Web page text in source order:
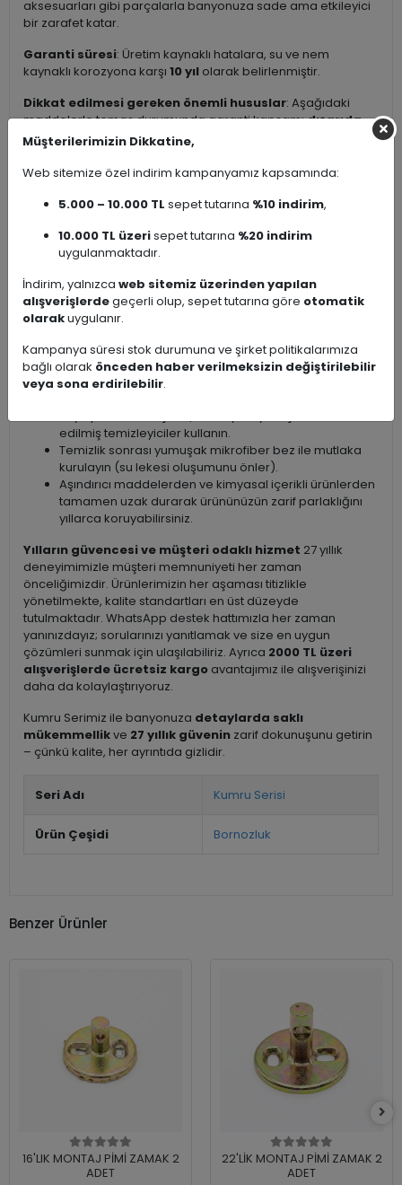
aksesuarları gibi parçalarla banyonuza sade ama etkileyici
bir zarafet katar.
Garanti süresi: Üretim kaynaklı hatalara, su ve nem
kaynaklı korozyona karşı 10 yıl olarak belirlenmiştir.
Dikkat edilmesi gereken önemli hususlar: Aşağıdaki
maddelerle temas durumunda garanti kapsamıdışarıda
kalır(kaplama tabakasına zarar verebilir; leke, matlaşma,
soyulma, renk değişimi veya paslanma gibi sorunlara yol
açabilir):
Çamaşır suyu ve klor bazlı temizleyiciler
Aşındırıcı toz/krem temizleyiciler
Tel fırça, sert sünger veya mekanik aşındırıcı
Kullanıcı kaynaklı hatalar (darbe, yanlış montaj, uygunsuz
kullanım vb.) durumunda değişim veya garanti kapsamında
Önerilen bakım ve temizlik
edilmiş temizleyiciler kullanın.
Temizlik sonrası yumuşak mikrofiber bez ile mutlaka
kurulayın (su lekesi oluşumunu önler).
Aşındırıcı maddelerden ve kimyasal içerikli ürünlerden
tamamen uzak durarak ürününüzün zarif parlaklığını
yıllarca koruyabilirsiniz.
Yılların güvencesi ve müşteri odaklı hizmet 27 yıllık
deneyimimizle müşteri memnuniyeti her zaman
önceliğimizdir. Ürünlerimizin her aşaması titizlikle
yönetilmekte, kalite standartları en üst düzeyde
tutulmaktadır. WhatsApp destek hattımızla her zaman
yanınızdayız; sorularınızı yanıtlamak ve size en uygun
çözümleri sunmak için ulaşılabiliriz. Ayrıca 2000 TL üzeri
alışverişlerde ücretsiz kargo avantajımız ile alışverişinizi
daha da kolaylaştırıyoruz.
Kumru Serimiz ile banyonuza detaylarda saklı
mükemmellikve 27 yıllık güvenin zarif dokunuşunu getirin
– çünkü kalite, her ayrıntıda gizlidir.
Seri Adı Kumru Serisi
Ürün Çeşidi Bornozluk
Benzer Ürünler
16'LIK MONTAJ PİMİ ZAMAK 2
ADET
22'LİK MONTAJ PİMİ ZAMAK 2
ADET
Müşterilerimizin Dikkatine,
Web sitemize özel indirim kampanyamız kapsamında:
5.000 – 10.000 TL sepet tutarına %10 indirim,
10.000 TL üzerisepet tutarına %20 indirim
uygulanmaktadır.
İndirim, yalnızca web sitemiz üzerinden yapılan
alışverişlerdegeçerli olup, sepet tutarına göre otomatik
olarakuygulanır.
Kampanya süresi stok durumuna ve şirket politikalarımıza
bağlı olarak önceden haber verilmeksizin değiştirilebilir
veya sona erdirilebilir.